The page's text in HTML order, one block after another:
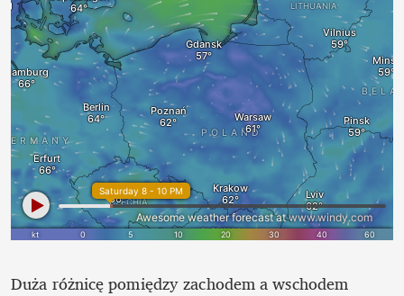
Duża różnicę pomiędzy zachodem a wschodem